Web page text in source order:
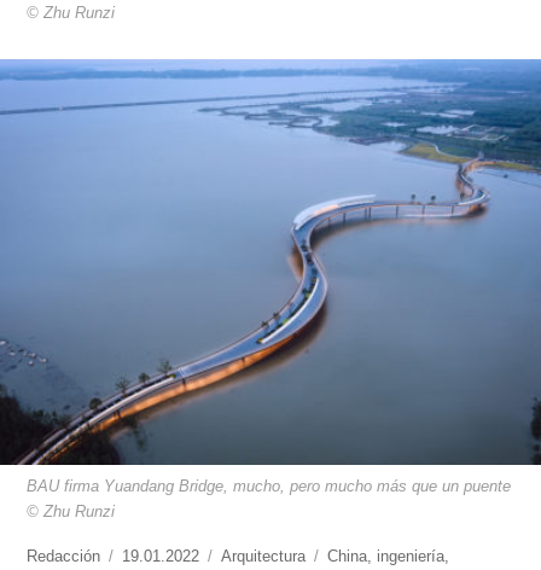
© Zhu Runzi
BAU firma Yuandang Bridge, mucho, pero mucho más que un puente
© Zhu Runzi
https://www.experimenta.es/author/redaccion/
Redacción
Publicado
19.01.2022 Categorías
Arquitectura Etiquetas
China ingeniería